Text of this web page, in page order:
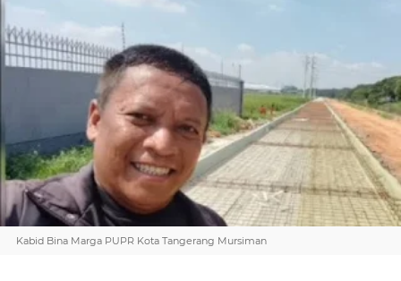
Kabid Bina Marga PUPR Kota Tangerang Mursiman